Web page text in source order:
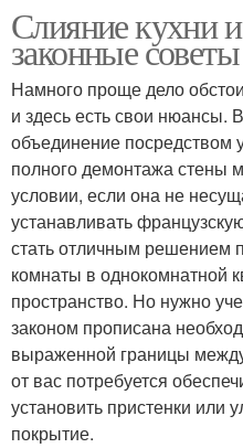
Слияние кухни
законные
Намного проще дело
и здесь есть свои нюансы.
объединение посредством
полного демонтажа стены
условии, если она не
устанавливать
стать отличным решением
комнаты в однокомнатной
пространство. Но нужно
законом прописана
выраженной границы
от вас потребуется
установить пристенки или
покрытие.